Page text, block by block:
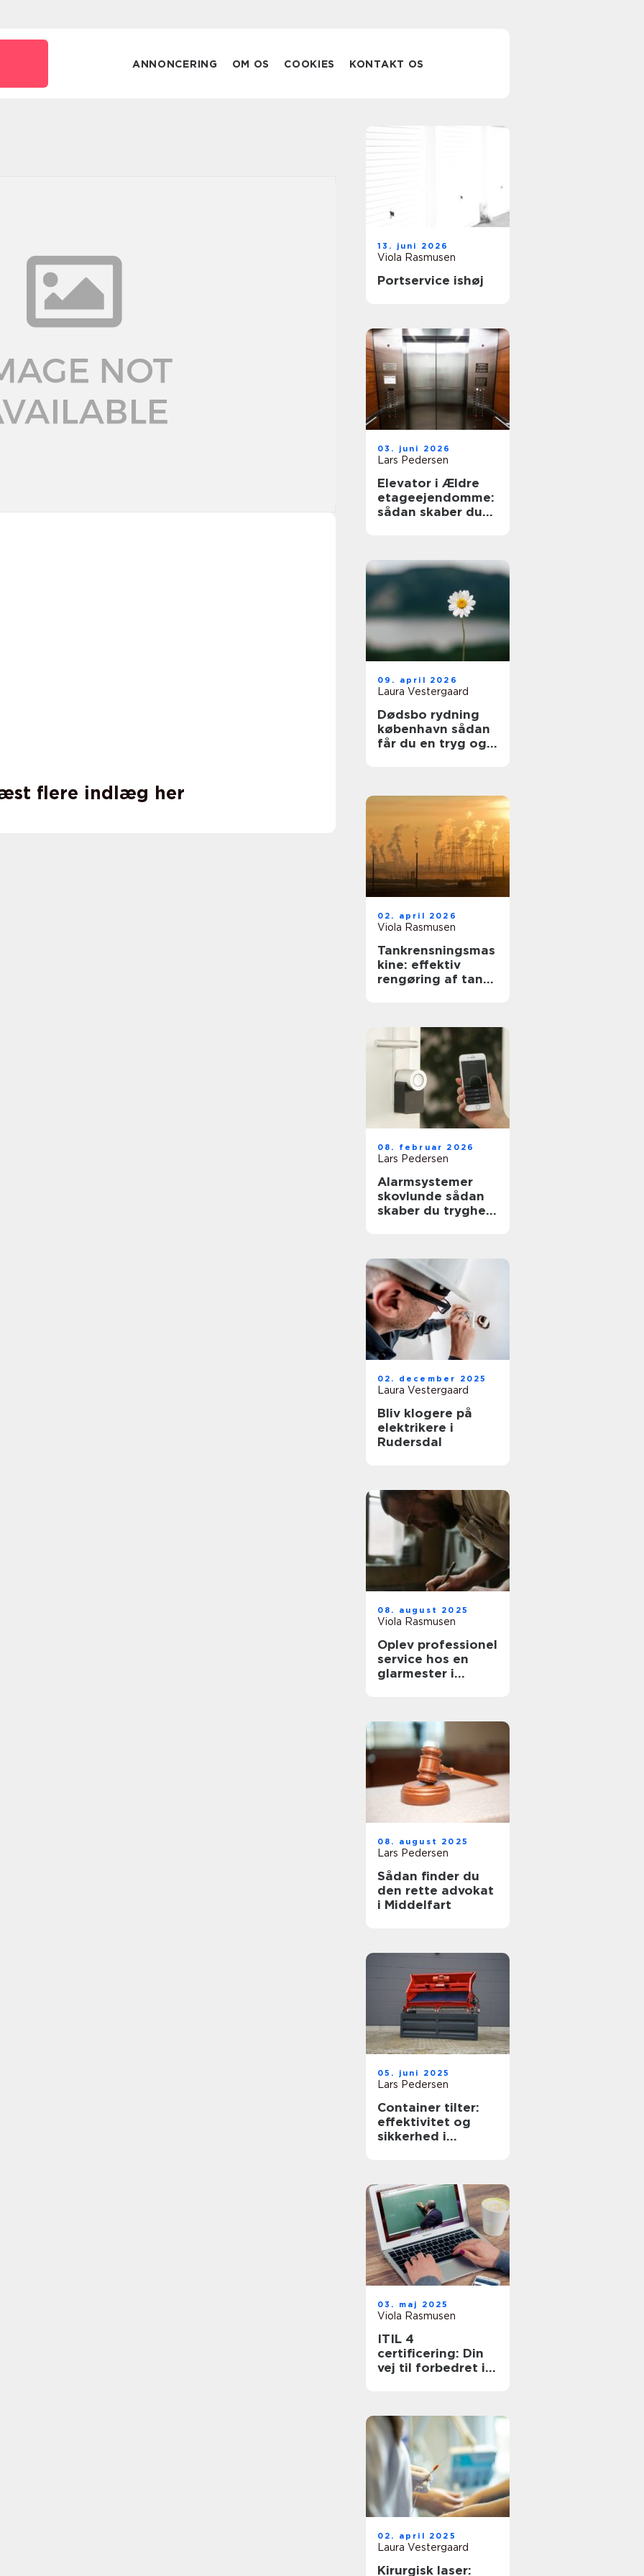
ANNONCERING OM OS COOKIES KONTAKT OS
flere indlæg her
13. juni 2026
Viola Rasmusen
Portservice ishøj
03. juni 2026
Lars Pedersen
Elevator i Ældre
etageejendomme:
sådan skaber du
09. april 2026
Laura Vestergaard
Dødsbo rydning
københavn sådan
får du en tryg og
02. april 2026
Viola Rasmusen
Tankrensningsmas
kine: effektiv
rengøring af tanke
08. februar 2026
Lars Pedersen
Alarmsystemer
skovlunde sådan
skaber du tryghed
02. december 2025
Laura Vestergaard
Bliv klogere på
elektrikere i
Rudersdal
08. august 2025
Viola Rasmusen
Oplev professionel
service hos en
glarmester i
08. august 2025
Lars Pedersen
Sådan finder du
den rette advokat
i Middelfart
05. juni 2025
Lars Pedersen
Container tilter:
effektivitet og
sikkerhed i
03. maj 2025
Viola Rasmusen
ITIL 4
certificering: Din
vej til forbedret it-
02. april 2025
Laura Vestergaard
Kirurgisk laser: